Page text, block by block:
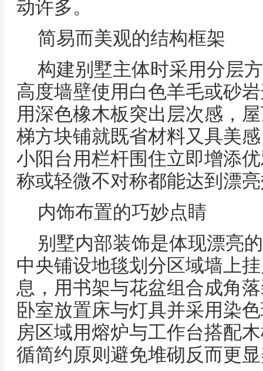
动许多。
简易而美观的结构框架
构建别墅主体时采用分层
高度墙壁使用白色羊毛或砂
用深色橡木板突出层次感，
梯方块铺就既省材料又具美
小阳台用栏杆围住立即增添
称或轻微不对称都能达到漂
内饰布置的巧妙点睛
别墅内部装饰是体现漂亮
中央铺设地毯划分区域墙上
息，用书架与花盆组合成角
卧室放置床与灯具并采用染
房区域用熔炉与工作台搭配
循简约原则避免堆砌反而更